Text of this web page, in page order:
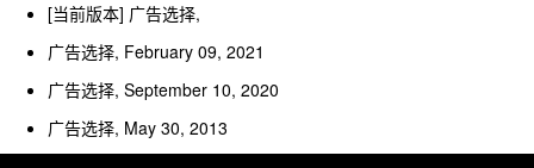
[当前版本] 广告选择,
广告选择, February 09, 2021
广告选择, September 10, 2020
广告选择, May 30, 2013